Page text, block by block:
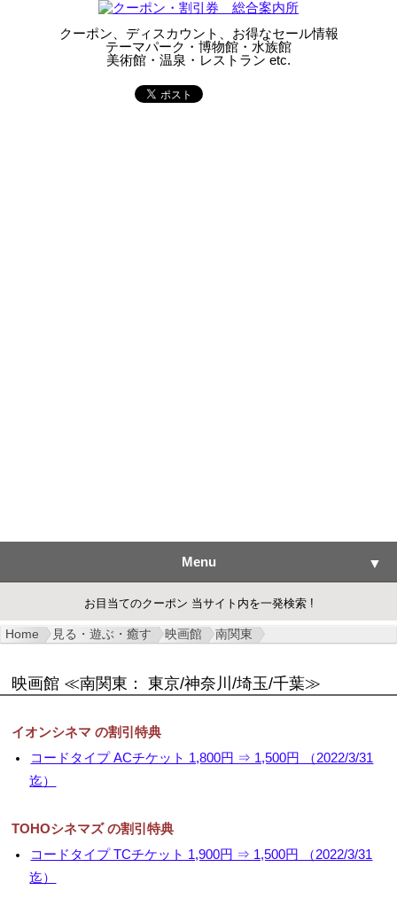
クーポン、ディスカウント、お得なセール情報
テーマパーク・博物館・水族館
美術館・温泉・レストラン etc.
Menu ▼
▼
▼
お目当てのクーポン 当サイト内を一発検索 !
Home 見る・遊ぶ・癒す 映画館 南関東
映画館 ≪南関東： 東京/神奈川/埼玉/千葉≫
イオンシネマ の割引特典
コードタイプ ACチケット 1,800円 ⇒ 1,500円 （2022/3/31
迄）
TOHOシネマズ の割引特典
コードタイプ TCチケット 1,900円 ⇒ 1,500円 （2022/3/31
迄）